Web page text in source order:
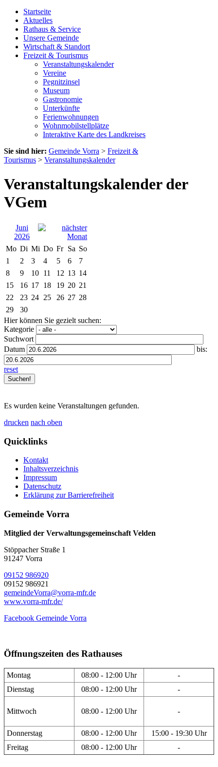
Startseite
Aktuelles
Rathaus & Service
Unsere Gemeinde
Wirtschaft & Standort
Freizeit & Tourismus
Veranstaltungskalender
Vereine
Pegnitzinsel
Museum
Gastronomie
Unterkünfte
Ferienwohnungen
Wohnmobilstellplätze
Interaktive Karte des Landkreises
Sie sind hier: Gemeinde Vorra > Freizeit &
Tourismus > Veranstaltungskalender
Veranstaltungskalender der
VGem
Juni
2026
Mo Di Mi Do Fr Sa So
1
2 3 4 5 6
7
8
9 10 11 12 13 14
15
16 17 18 19 20 21
22
23 24 25 26 27 28
29
30
Hier können Sie gezielt suchen:
Kategorie
Suchwort
Datum
bis:
reset
Es wurden keine Veranstaltungen gefunden.
drucken nach oben
Quicklinks
Kontakt
Inhaltsverzeichnis
Impressum
Datenschutz
Erklärung zur Barrierefreiheit
Gemeinde Vorra
Mitglied der Verwaltungsgemeinschaft Velden
Stöppacher Straße 1
91247 Vorra
09152 986920
09152 986921
gemeindeVorra@vorra-mfr.de
www.vorra-mfr.de/
Facebook Gemeinde Vorra
Öffnungszeiten des Rathauses
Montag 08:00 - 12:00 Uhr
-
Dienstag
08:00 - 12:00 Uhr -
Mittwoch 08:00 - 12:00 Uhr -
Donnerstag 08:00 - 12:00 Uhr
15:00 - 19:30 Uhr
Freitag
08:00 - 12:00 Uhr -